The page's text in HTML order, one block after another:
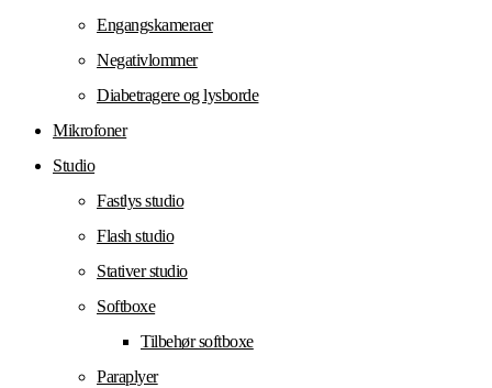
Engangskameraer
Negativlommer
Diabetragere og lysborde
Mikrofoner
Studio
Fastlys studio
Flash studio
Stativer studio
Softboxe
Tilbehør softboxe
Paraplyer